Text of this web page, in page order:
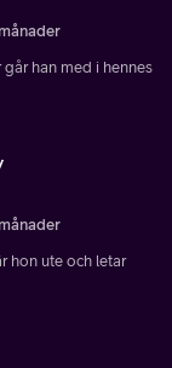
han med i hennes
hon ute och letar